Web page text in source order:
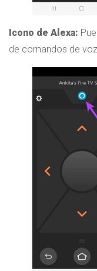
Icono de Alexa:
de comandos de